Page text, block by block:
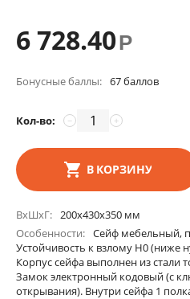
6 728.40Р
Бонусные баллы: 67 баллов
Кол-во: +
−
В КОРЗИНУ
ВхШхГ
200х430х350 мм
Особенности
Сейф мебельный,
Устойчивость к взлому Н0 (ниже
Корпус сейфа выполнен из
Замок электронный кодовый (с
открывания). Внутри сейфа 1